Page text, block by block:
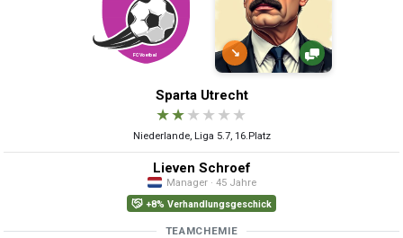
↘
Sparta Utrecht
★★★ ★ ★ ★
Niederlande, Liga 5.7, 16.Platz
Lieven Schroef
Manager · 45 Jahre
+8% Verhandlungsgeschick
TEAMCHEMIE